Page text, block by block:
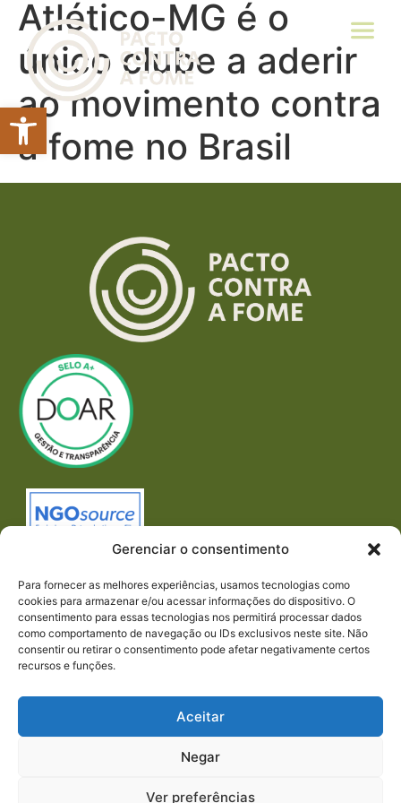
Abrir a barra de ferramentas
Gerenciar o consentimento
Para fornecer as melhores experiências, usamos tecnologias como
cookies para armazenar e/ou acessar informações do dispositivo. O
consentimento para essas tecnologias nos permitirá processar dados
como comportamento de navegação ou IDs exclusivos neste site. Não
consentir ou retirar o consentimento pode afetar negativamente certos
recursos e funções.
Aceitar
Negar
Ver preferências
Atlético-MG é o
único clube a aderir
ao movimento contra
a fome no Brasil
REDES SOCIAIS